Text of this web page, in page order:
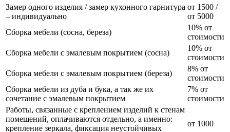
Замер одного изделия / замер кухонного гарнитура
– индивидуально
от 1500 /
от 5000
Сборка мебели (сосна, береза)
10% от
стоимости
Сборка мебели с эмалевым покрытием (сосна)
10% от
стоимости
Сборка мебели с эмалевым покрытием (береза)
8% от
стоимости
Сборка мебели из дуба и бука, а так же их
сочетание с эмалевым покрытием
7% от
стоимости
Работы, связанные с креплением изделий к стенам
помещений, оплачиваются отдельно, а именно:
крепление зеркала, фиксация неустойчивых
от 1000